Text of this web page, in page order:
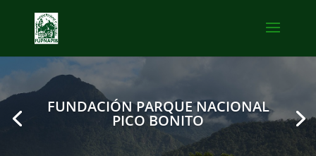
FUNDACIÓN PARQUE NACIONAL
PICO BONITO